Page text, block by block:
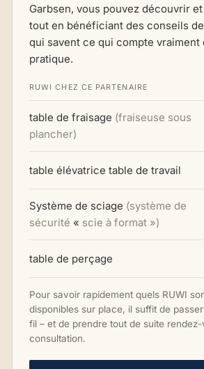
Garbsen, vous pouvez découvrir
tout en bénéficiant des conseils
qui savent ce qui compte vraiment
pratique.
RUWI CHEZ CE PARTENAIRE
table de fraisage (fraiseuse sous
plancher)
table élévatrice table de travail
Système de sciage (système de
sécurité « scie à format »)
table de perçage
Pour savoir rapidement quels RUWI
disponibles sur place, il suffit de
fil – et de prendre tout de suite
consultation.